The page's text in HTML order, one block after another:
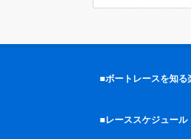
■ボートレースを知る
■レーススケジュール